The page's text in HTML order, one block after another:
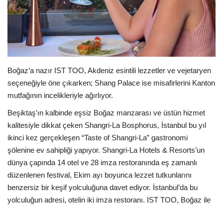
Video Tanıtım
Köşe Yazarları
Galeri
Boğaz’a nazır IST TOO, Akdeniz esintili lezzetler ve vejetaryen
seçeneğiyle öne çıkarken; Shang Palace ise misafirlerini Kanton
mutfağının incelikleriyle ağırlıyor.
Beşiktaş’ın kalbinde eşsiz Boğaz manzarası ve üstün hizmet
kalitesiyle dikkat çeken Shangri-La Bosphorus, İstanbul bu yıl
ikinci kez gerçekleşen “Taste of Shangri-La” gastronomi
şölenine ev sahipliği yapıyor. Shangri-La Hotels & Resorts’un
dünya çapında 14 otel ve 28 imza restoranında eş zamanlı
düzenlenen festival, Ekim ayı boyunca lezzet tutkunlarını
benzersiz bir keşif yolculuğuna davet ediyor. İstanbul’da bu
yolculuğun adresi, otelin iki imza restoranı. IST TOO, Boğaz ile